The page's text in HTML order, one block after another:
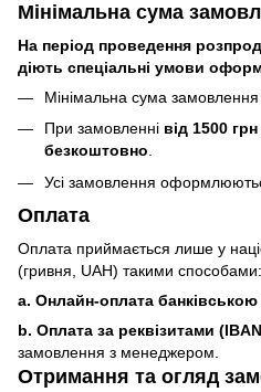
Мінімальна сума
На період проведення
діють спеціальні умови
Мінімальна сума
При замовленні від 1500 грн
безкоштовно.
Усі замовлення
Оплата
Оплата приймається лише у
(гривня, UAH) такими способами:
a. Онлайн-оплата
b. Оплата за реквізитами
замовлення з менеджером.
Отримання та огляд